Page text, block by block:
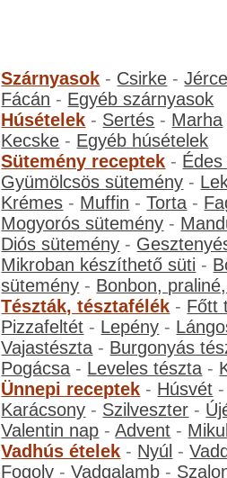
Szárnyasok - Csirke -
Fácán - Egyéb szárnyasok
Húsételek - Sertés - Marha
Kecske - Egyéb húsételek
Sütemény receptek -
Gyümölcsös sütemény -
Krémes - Muffin -Torta -
Mogyorós sütemény -
Diós sütemény -
Mikroban készíthető süti -
sütemény - Bonbon,
Tészták, tésztafélék - Főtt
Pizzafeltét - Lepény -
Vajastészta - Burgonyás
Pogácsa - Leveles tészta -
Ünnepi receptek - Húsvét
Karácsony - Szilveszter -
Valentin nap -Advent -
Vadhús ételek - Nyúl -
Fogoly -Vadgalamb -